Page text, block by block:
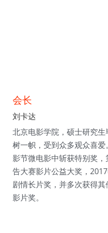
会长
刘卡达
北京电影学院，硕士研究
树一帜，受到众多观众喜
影节微电影中斩获特别奖
告大赛影片公益大奖，
剧情长片奖，并多次获得
影片奖。